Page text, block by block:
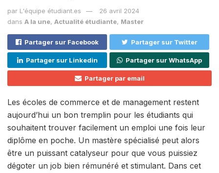
par L'équipe étudiant.es
26 avril 2024
dans A la une, Actualité étudiante, Master
Partager sur Facebook Partager sur Twitter
Partager sur Linkedin Partager sur WhatsApp
Partager par email
Les écoles de commerce et de management restent
aujourd’hui un bon tremplin pour les étudiants qui
souhaitent trouver facilement un emploi une fois leur
diplôme en poche. Un mastère spécialisé peut alors
être un puissant catalyseur pour que vous puissiez
dégoter un job bien rémunéré et stimulant. Dans cet